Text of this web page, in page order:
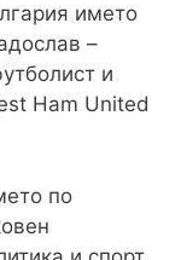
името
–
и
Ham United
по